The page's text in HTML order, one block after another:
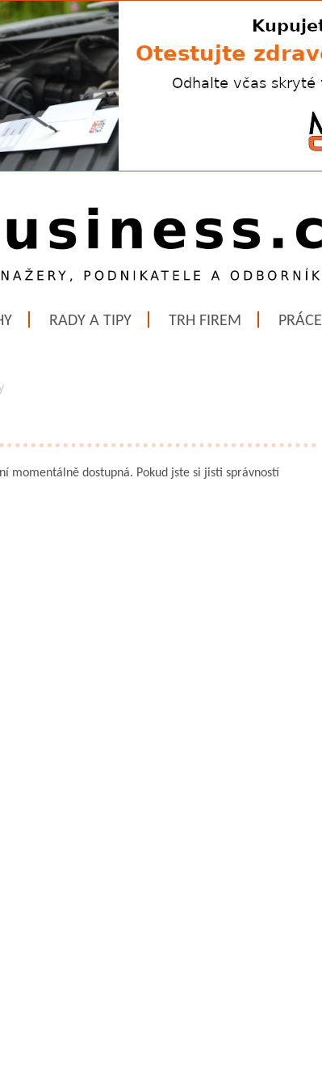
RADY A TIPY TRH FIREM PRÁCE
momentálně dostupná. Pokud jste si jisti správností